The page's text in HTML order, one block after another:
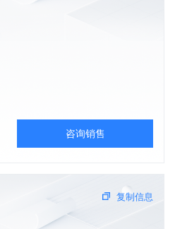
咨询销售
复制信息